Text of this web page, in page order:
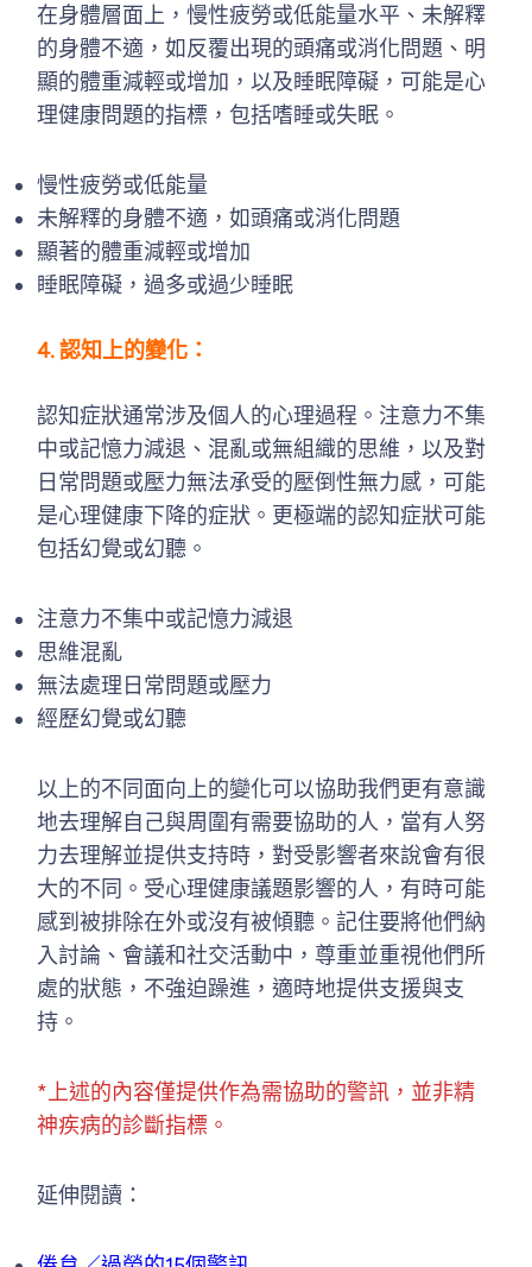
在身體層面上，慢性疲勞或低能量水平、未解釋
的身體不適，如反覆出現的頭痛或消化問題、明
顯的體重減輕或增加，以及睡眠障礙，可能是心
理健康問題的指標，包括嗜睡或失眠。
慢性疲勞或低能量
未解釋的身體不適，如頭痛或消化問題
顯著的體重減輕或增加
睡眠障礙，過多或過少睡眠
4. 認知上的變化：
認知症狀通常涉及個人的心理過程。注意力不集
中或記憶力減退、混亂或無組織的思維，以及對
日常問題或壓力無法承受的壓倒性無力感，可能
是心理健康下降的症狀。更極端的認知症狀可能
包括幻覺或幻聽。
注意力不集中或記憶力減退
思維混亂
無法處理日常問題或壓力
經歷幻覺或幻聽
以上的不同面向上的變化可以協助我們更有意識
地去理解自己與周圍有需要協助的人，當有人努
力去理解並提供支持時，對受影響者來說會有很
大的不同。受心理健康議題影響的人，有時可能
感到被排除在外或沒有被傾聽。記住要將他們納
入討論、會議和社交活動中，尊重並重視他們所
處的狀態，不強迫躁進，適時地提供支援與支
持。
*上述的內容僅提供作為需協助的警訊，並非精
神疾病的診斷指標。
延伸閱讀：